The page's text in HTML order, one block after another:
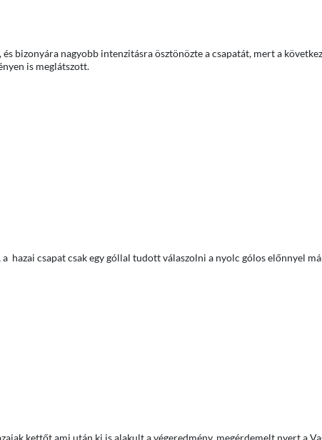
bizonyára nagyobb intenzitásra ösztönözte a csapatát, mert a
is meglátszott.
csapat csak egy góllal tudott válaszolni a nyolc gólos előnnyel